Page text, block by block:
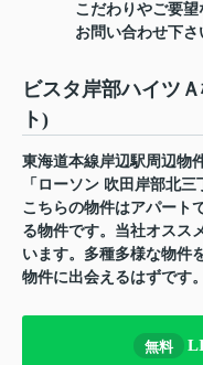
こだわりやご要
お問い合わせ下さ
ビスタ岸部ハイツ
ト)
東海道本線岸辺駅周辺物
「ローソン 吹田岸部北
こちらの物件はアパート
る物件です。当社オスス
います。多種多様な物件
物件に出会えるはずです
無料